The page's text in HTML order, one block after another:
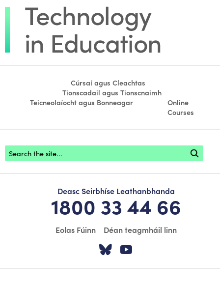
Cúrsaí agus Cleachtas
Tionscadail agus Tionscnaimh
Teicneolaíocht agus Bonneagar
Online
Courses
Footer search
Deasc Seirbhíse Leathanbhanda
1800 33 44 66
Eolas Fúinn Déan teagmháil linn
Tabhair cuairt ar